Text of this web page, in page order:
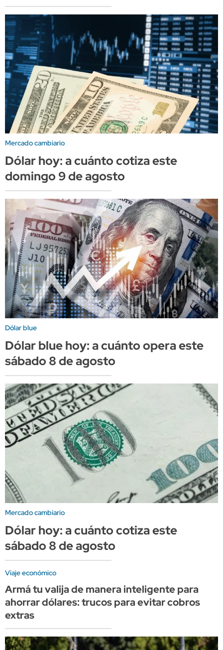
Mercado cambiario
Dólar hoy: a cuánto cotiza este
domingo 9 de agosto
Dólar blue
Dólar blue hoy: a cuánto opera este
sábado 8 de agosto
Mercado cambiario
Dólar hoy: a cuánto cotiza este
sábado 8 de agosto
Viaje económico
Armá tu valija de manera inteligente para
ahorrar dólares: trucos para evitar cobros
extras